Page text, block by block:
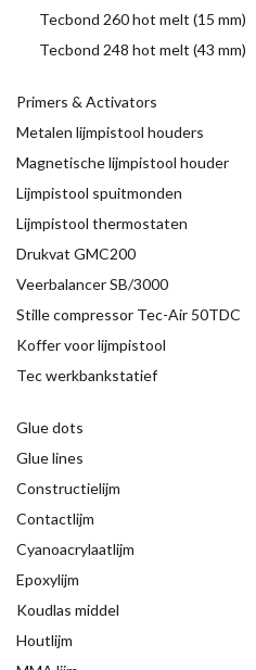
Tecbond 260 hot melt (15 mm)
Tecbond 248 hot melt (43 mm)
Primers & Activators
Metalen lijmpistool houders
Magnetische lijmpistool houder
Lijmpistool spuitmonden
Lijmpistool thermostaten
Drukvat GMC200
Veerbalancer SB/3000
Stille compressor Tec-Air 50TDC
Koffer voor lijmpistool
Tec werkbankstatief
Glue dots
Glue lines
Constructielijm
Contactlijm
Cyanoacrylaatlijm
Epoxylijm
Koudlas middel
Houtlijm